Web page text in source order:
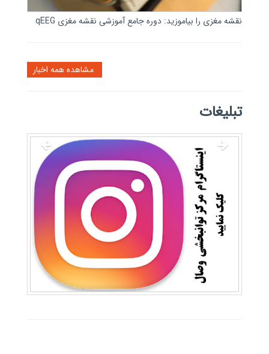
نقشه مغزی را بیاموزید: دوره جامع آموزشی نقشه مغزی qEEG
تبلیغات